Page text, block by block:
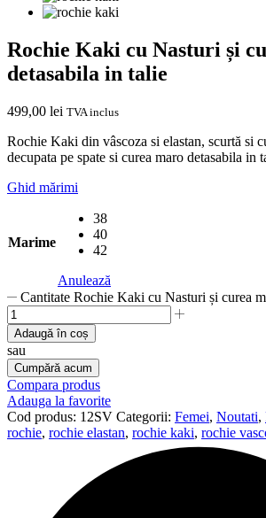
Rochie Kaki cu Nasturi și
detasabila in talie
499,00 lei TVA inclus
Rochie Kaki din vâscoza si elastan, scurtă si
decupata pe spate si curea maro detasabila in
Ghid mărimi
Marime
38
40
42
Anulează
Cantitate Rochie Kaki cu Nasturi și curea
Adaugă în coș
sau
Cumpără acum
Compara produs
Adauga la favorite
Cod produs: 12SV Categorii: Femei, Noutati,
rochie, rochie elastan, rochie kaki, rochie